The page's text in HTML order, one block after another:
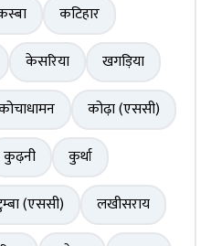
कटिहार
केसरिया
खगड़िया
कोढ़ा (एससी)
कुढ़नी
कुर्था
(एससी)
लखीसराय